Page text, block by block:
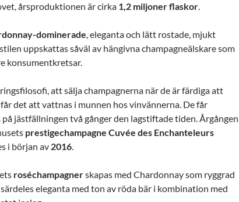
årsproduktionen är cirka 1,2 miljoner flaskor.
dominerade, eleganta och lätt rostade, mjukt
uppskattas såväl av hängivna champagneälskare som
konsumentkretsar.
att sälja champagnerna när de är färdiga att
det att vattnas i munnen hos vinvännerna. De får
på jästfällningen två gånger den lagstiftade tiden. Årgången
prestigechampagne Cuvée des Enchanteleurs
i början av 2016.
roséchampagnerskapas med Chardonnay som ryggrad
eleganta med ton av röda bär i kombination med